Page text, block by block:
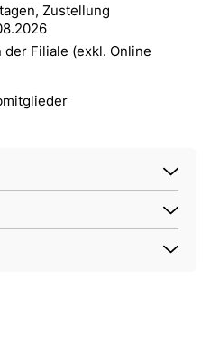
Zustellung
Filiale (exkl. Online